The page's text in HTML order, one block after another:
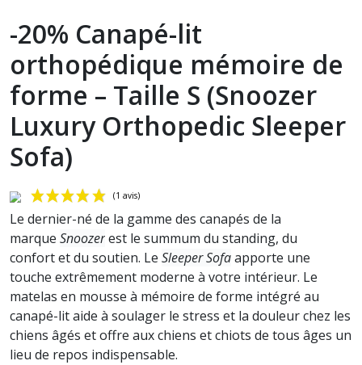
-20% Canapé-lit
orthopédique mémoire de
forme – Taille S (Snoozer
Luxury Orthopedic Sleeper
Sofa)
(1 avis)
Le dernier-né de la gamme des canapés de la
marque Snoozerest le summum du standing, du
confort et du soutien. Le Sleeper Sofaapporte une
touche extrêmement moderne à votre intérieur. Le
matelas en mousse à mémoire de forme intégré au
canapé-lit aide à soulager le stress et la douleur chez les
chiens âgés et offre aux chiens et chiots de tous âges un
lieu de repos indispensable.